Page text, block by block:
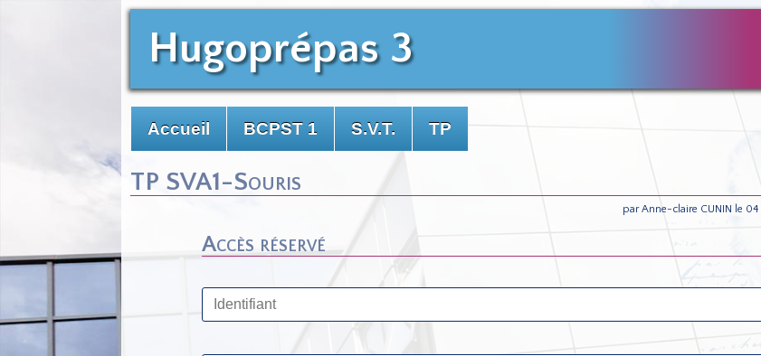
Hugoprépas 3
Accueil BCPST 1 S.V.T. TP
TP SVA1-Souris
par Anne-claire CUNIN le
Accès réservé